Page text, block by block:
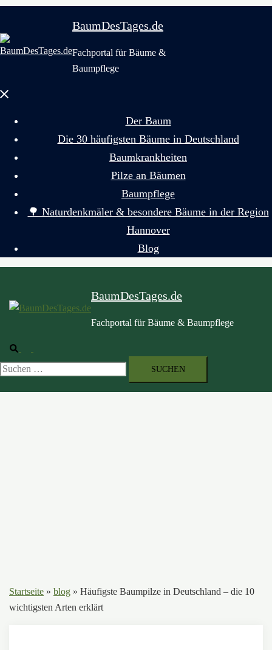
BaumDesTages.de
Fachportal für Bäume &
Baumpflege
Menü
Der Baum
Die 30 häufigsten Bäume in Deutschland
Baumkrankheiten
Pilze an Bäumen
Baumpflege
🌳 Naturdenkmäler & besondere Bäume in der Region
Hannover
Blog
BaumDesTages.de
Fachportal für Bäume & Baumpflege
Suche
umschalten
Suchen
Startseite » blog » Häufigste Baumpilze in Deutschland – die 10
wichtigsten Arten erklärt